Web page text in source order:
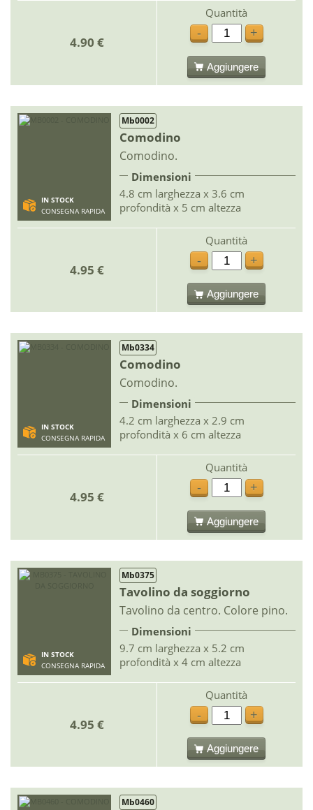
4.90 €
Quantità
-
+
Aggiungere
IN STOCK
CONSEGNA RAPIDA
Mb0002
Comodino
Comodino.
Dimensioni
4.8 cm larghezza x 3.6 cm
profondità x 5 cm altezza
4.95 €
Quantità
-
+
Aggiungere
IN STOCK
CONSEGNA RAPIDA
Mb0334
Comodino
Comodino.
Dimensioni
4.2 cm larghezza x 2.9 cm
profondità x 6 cm altezza
4.95 €
Quantità
-
+
Aggiungere
IN STOCK
CONSEGNA RAPIDA
Mb0375
Tavolino da soggiorno
Tavolino da centro. Colore pino.
Dimensioni
9.7 cm larghezza x 5.2 cm
profondità x 4 cm altezza
4.95 €
Quantità
-
+
Aggiungere
Mb0460